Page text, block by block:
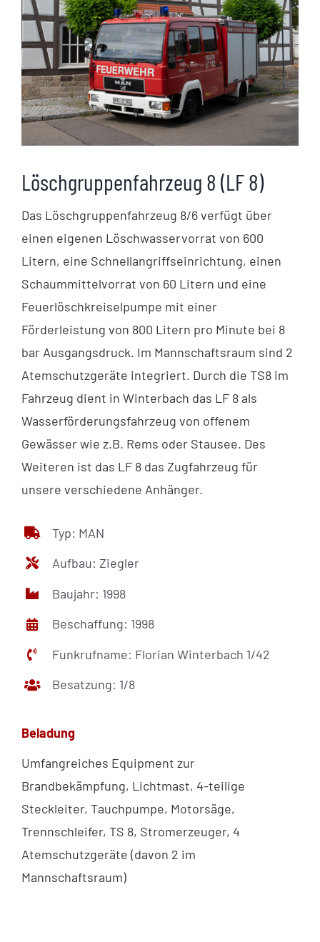
Löschgruppenfahrzeug 8 (LF 8)
Das Löschgruppenfahrzeug 8/6 verfügt über
einen eigenen Löschwasservorrat von 600
Litern, eine Schnellangriffseinrichtung, einen
Schaummittelvorrat von 60 Litern und eine
Feuerlöschkreiselpumpe mit einer
Förderleistung von 800 Litern pro Minute bei 8
bar Ausgangsdruck. Im Mannschaftsraum sind 2
Atemschutzgeräte integriert. Durch die TS8 im
Fahrzeug dient in Winterbach das LF 8 als
Wasserförderungsfahrzeug von offenem
Gewässer wie z.B. Rems oder Stausee. Des
Weiteren ist das LF 8 das Zugfahrzeug für
unsere verschiedene Anhänger.
Typ: MAN
Aufbau: Ziegler
Baujahr: 1998
Beschaffung: 1998
Funkrufname: Florian Winterbach 1/42
Besatzung: 1/8
Beladung
Umfangreiches Equipment zur
Brandbekämpfung, Lichtmast, 4-teilige
Steckleiter, Tauchpumpe, Motorsäge,
Trennschleifer, TS 8, Stromerzeuger, 4
Atemschutzgeräte (davon 2 im
Mannschaftsraum)